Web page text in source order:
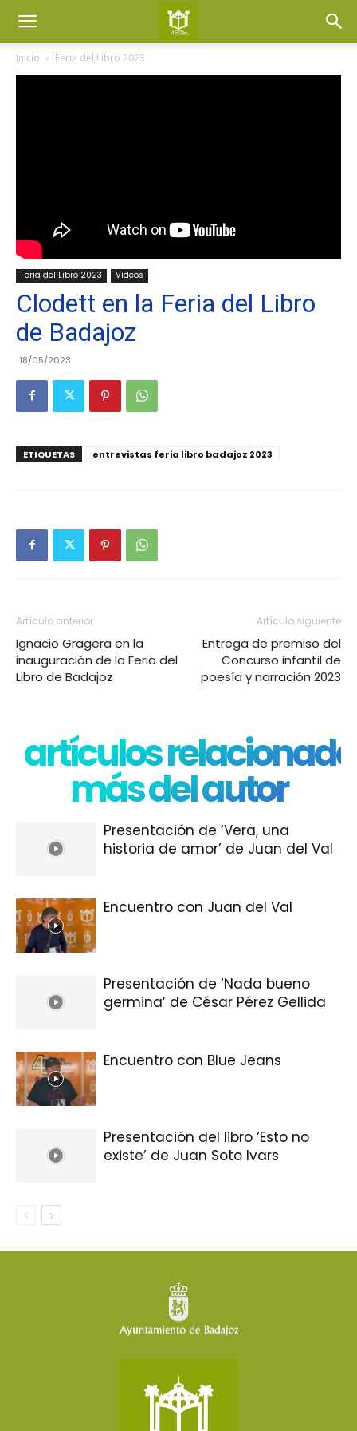
Inicio Feria del Libro 2023
Feria del Libro 2023 Videos
Clodett en la Feria del Libro
de Badajoz
18/05/2023
ETIQUETAS entrevistas feria libro badajoz 2023
Artículo anterior
Ignacio Gragera en la
inauguración de la Feria del
Libro de Badajoz
Artículo siguiente
Entrega de premiso del
Concurso infantil de
poesía y narración 2023
artículos
más del autor
Presentación de ‘Vera, una
historia de amor’ de Juan del Val
Encuentro con Juan del Val
Presentación de ‘Nada bueno
germina’ de César Pérez Gellida
Encuentro con Blue Jeans
Presentación del libro ‘Esto no
existe’ de Juan Soto Ivars